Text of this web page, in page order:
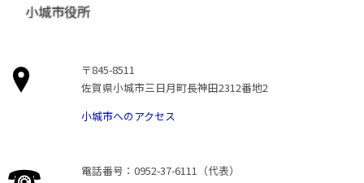
小城市役所
〒845-8511
佐賀県小城市三日月町長神田2312番地2
小城市へのアクセス
電話番号：0952-37-6111（代表）